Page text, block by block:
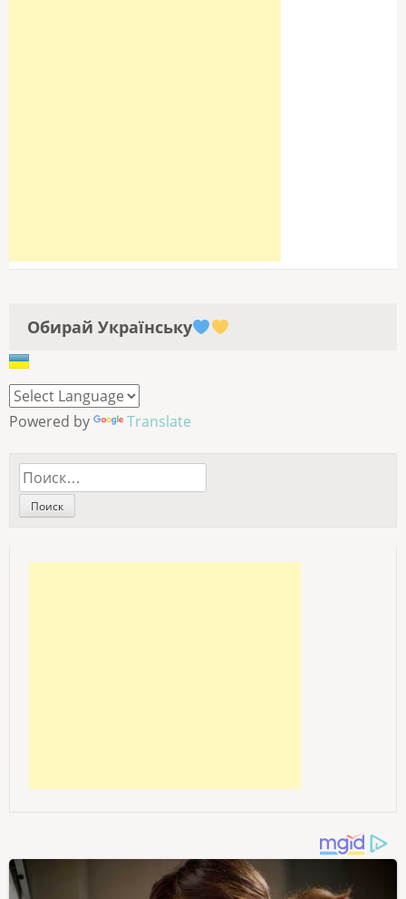
Обирай Українську
Powered by Translate
Найти: